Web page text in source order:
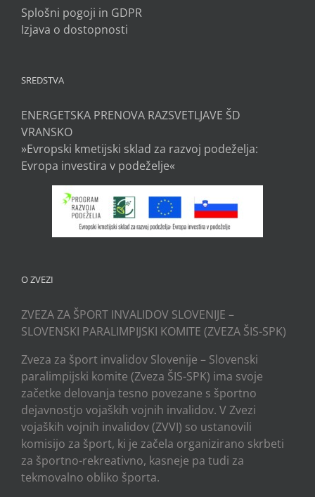
Splošni pogoji in GDPR
Izjava o dostopnosti
SREDSTVA
ENERGETSKA PRENOVA RAZSVETLJAVE ŠD
VRANSKO
»Evropski kmetijski sklad za razvoj podeželja:
Evropa investira v podeželje«
O ZVEZI
ZVEZA ZA ŠPORT INVALIDOV SLOVENIJE –
SLOVENSKI PARALIMPIJSKI KOMITE (ZVEZA ŠIS-SPK)
Zveza za šport invalidov Slovenije – Slovenski
paralimpijski komite (Zveza ŠIS-SPK) ima svoje
začetke delovanja tesno povezane s športno
dejavnostjo vojaških vojnih invalidov. V Zvezi
vojaških vojnih invalidov (ZVVI) so ustanovili
komisijo za šport, ki je začela organizirano skrbeti
za športno-rekreativno, kasneje pa tudi za
tekmovalno obliko športa.